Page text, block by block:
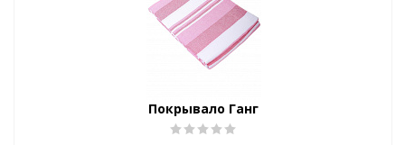
Покрывало Ганг